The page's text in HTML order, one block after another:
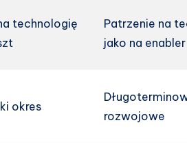
technologię
Patrzenie na
jako na enabler
okres
rozwojowe